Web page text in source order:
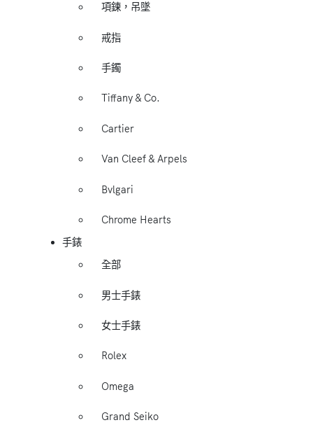
項鍊，吊墜
戒指
手鐲
Tiffany & Co.
Cartier
Van Cleef & Arpels
Bvlgari
Chrome Hearts
手錶
全部
男士手錶
女士手錶
Rolex
Omega
Grand Seiko